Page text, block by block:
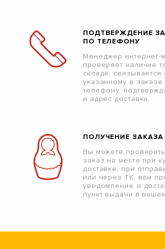
ПОДТВЕРЖДЕНИЕ
ПО ТЕЛЕФОНУ
Менеджер интернет-
проверяет наличие
складе, связывается
указанному в
телефону,
и адрес доставки.
ПОЛУЧЕНИЕ ЗАКАЗА
Вы можете
заказ на месте при
доставке, при
или через ТК, вам
уведомление о
пункт выдачи в